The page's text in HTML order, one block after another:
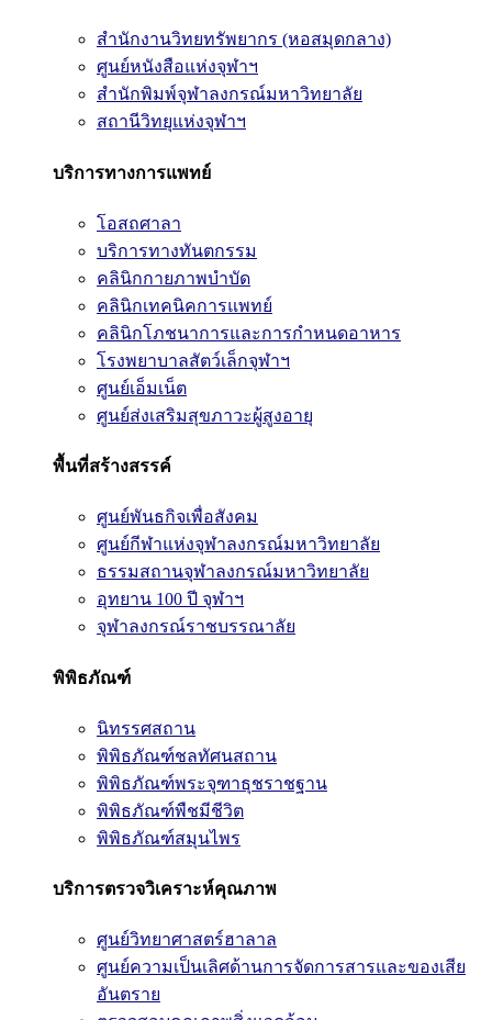
สำนักงานวิทยทรัพยากร (หอสมุดกลาง)
ศูนย์หนังสือแห่งจุฬาฯ
สำนักพิมพ์จุฬาลงกรณ์มหาวิทยาลัย
สถานีวิทยุแห่งจุฬาฯ
บริการทางการแพทย์
โอสถศาลา
บริการทางทันตกรรม
คลินิกกายภาพบำบัด
คลินิกเทคนิคการแพทย์
คลินิกโภชนาการและการกำหนดอาหาร
โรงพยาบาลสัตว์เล็กจุฬาฯ
ศูนย์เอ็มเน็ต
ศูนย์ส่งเสริมสุขภาวะผู้สูงอายุ
พื้นที่สร้างสรรค์
ศูนย์พันธกิจเพื่อสังคม
ศูนย์กีฬาแห่งจุฬาลงกรณ์มหาวิทยาลัย
ธรรมสถานจุฬาลงกรณ์มหาวิทยาลัย
อุทยาน 100 ปี จุฬาฯ
จุฬาลงกรณ์ราชบรรณาลัย
พิพิธภัณฑ์
นิทรรศสถาน
พิพิธภัณฑ์ชลทัศนสถาน
พิพิธภัณฑ์พระจุฑาธุชราชฐาน
พิพิธภัณฑ์พืชมีชีวิต
พิพิธภัณฑ์สมุนไพร
บริการตรวจวิเคราะห์คุณภาพ
ศูนย์วิทยาศาสตร์ฮาลาล
ศูนย์ความเป็นเลิศด้านการจัดการสารและของเสีย
อันตราย